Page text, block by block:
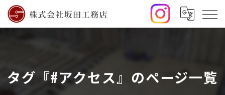
タグ『#アクセス』のページ一覧